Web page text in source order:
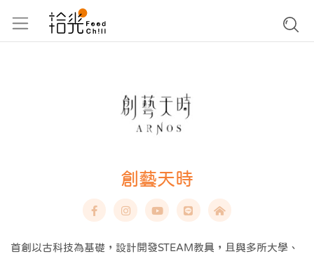
創藝天時
首創以古科技為基礎，設計開發STEAM教具，且與多所大學、